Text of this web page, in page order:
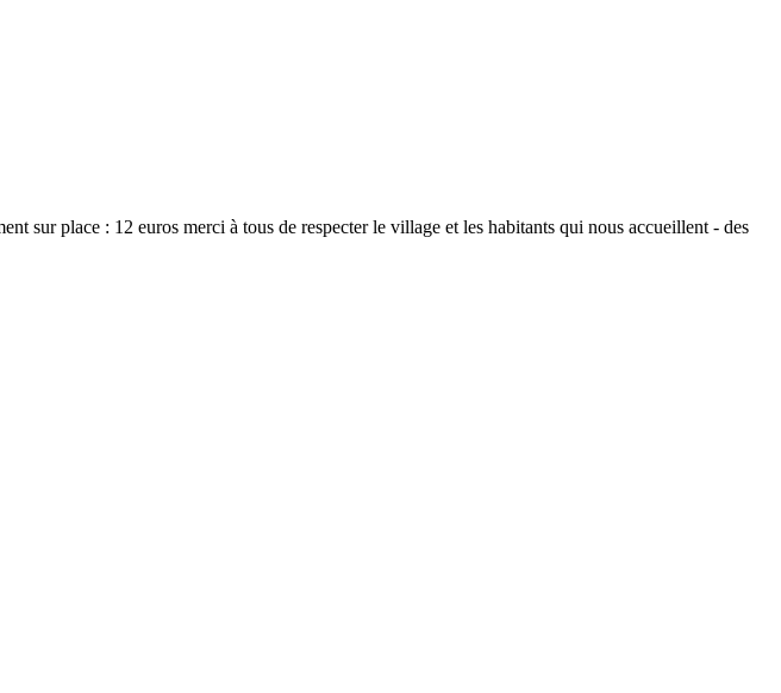
sur place : 12 euros merci à tous de respecter le village et les habitants qui nous accueillent - des